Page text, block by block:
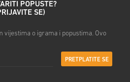
POPUSTE?
SE)
vijestima o igrama i popustima. Ovo
PRETPLATITE SE